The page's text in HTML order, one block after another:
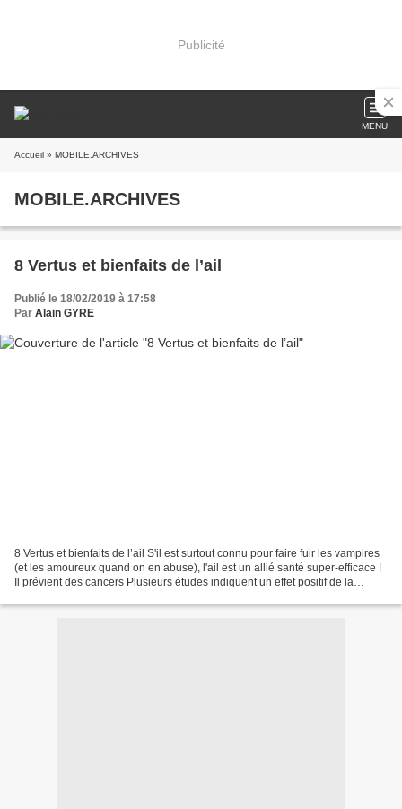
Publicité
MENU
Accueil » MOBILE.ARCHIVES
MOBILE.ARCHIVES
8 Vertus et bienfaits de l’ail
Publié le 18/02/2019 à 17:58
Par Alain GYRE
8 Vertus et bienfaits de l’ail S'il est surtout connu pour faire fuir les vampires
(et les amoureux quand on en abuse), l'ail est un allié santé super-efficace !
Il prévient des cancers Plusieurs études indiquent un effet positif de la